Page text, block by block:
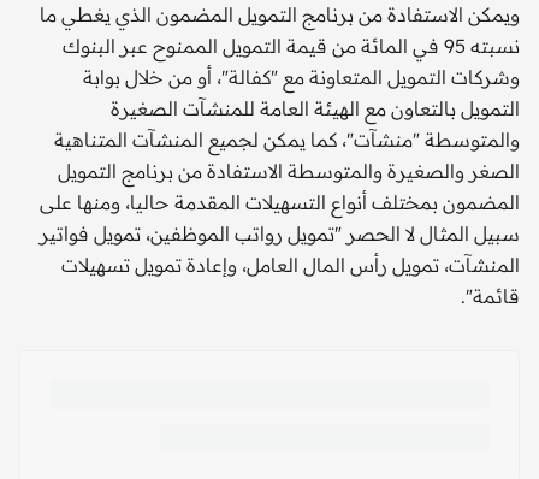
ويمكن الاستفادة من برنامج التمويل المضمون الذي يغطي ما
نسبته 95 في المائة من قيمة التمويل الممنوح عبر البنوك
وشركات التمويل المتعاونة مع "كفالة"، أو من خلال بوابة
التمويل بالتعاون مع الهيئة العامة للمنشآت الصغيرة
والمتوسطة "منشآت"، كما يمكن لجميع المنشآت المتناهية
الصغر والصغيرة والمتوسطة الاستفادة من برنامج التمويل
المضمون بمختلف أنواع التسهيلات المقدمة حاليا، ومنها على
سبيل المثال لا الحصر "تمويل رواتب الموظفين، تمويل فواتير
المنشآت، تمويل رأس المال العامل، وإعادة تمويل تسهيلات
قائمة".